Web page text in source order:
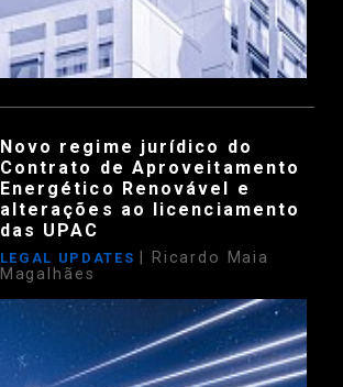
Novo regime jurídico do
Contrato de Aproveitamento
Energético Renovável e
alterações ao licenciamento
das UPAC
LEGAL UPDATES
| Ricardo Maia
Magalhães